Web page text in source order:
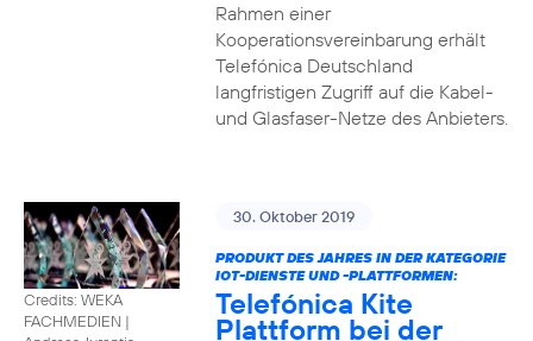
Rahmen einer
Kooperationsvereinbarung erhält
Telefónica Deutschland
langfristigen Zugriff auf die Kabel-
und Glasfaser-Netze des Anbieters.
Credits: WEKA
FACHMEDIEN |
30. Oktober 2019
PRODUKT DES JAHRES IN DER KATEGORIE
IOT-DIENSTE UND -PLATTFORMEN:
Telefónica Kite
Plattform bei der